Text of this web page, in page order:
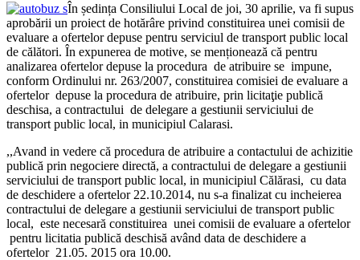
În ședința Consiliului Local de joi, 30 aprilie, va fi supus
aprobării un proiect de hotărâre privind constituirea unei comisii de
evaluare a ofertelor depuse pentru serviciul de transport public local
de călători. În expunerea de motive, se menționează că pentru
analizarea ofertelor depuse la procedura de atribuire se impune,
conform Ordinului nr. 263/2007, constituirea comisiei de evaluare a
ofertelor depuse la procedura de atribuire, prin licitaţie publică
deschisa, a contractului de delegare a gestiunii serviciului de
transport public local, in municipiul Calarasi.
,,Avand in vedere că procedura de atribuire a contactului de achizitie
publică prin negociere directă, a contractului de delegare a gestiunii
serviciului de transport public local, in municipiul Călărasi, cu data
de deschidere a ofertelor 22.10.2014, nu s-a finalizat cu incheierea
contractului de delegare a gestiunii serviciului de transport public
local, este necesară constituirea unei comisii de evaluare a ofertelor
pentru licitatia publică deschisă având data de deschidere a
ofertelor 21.05. 2015 ora 10.00.